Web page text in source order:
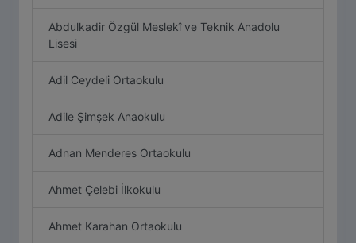
Abdulkadir Özgül Meslekî ve Teknik Anadolu
Lisesi
Adil Ceydeli Ortaokulu
Adile Şimşek Anaokulu
Adnan Menderes Ortaokulu
Ahmet Çelebi İlkokulu
Ahmet Karahan Ortaokulu